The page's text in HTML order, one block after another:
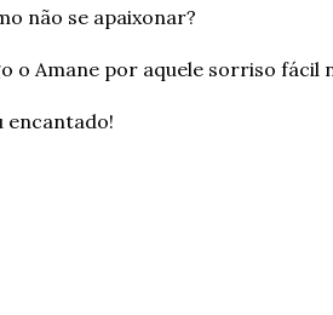
não se apaixonar?
o Amane por aquele sorriso fácil
encantado!